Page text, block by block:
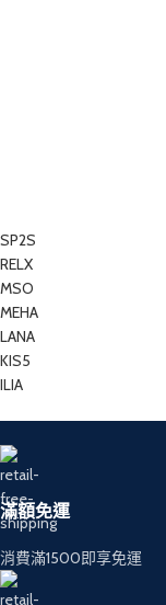
SP2S
RELX
MSO
MEHA
LANA
KIS5
ILIA
滿額免運
消費滿1500即享免運